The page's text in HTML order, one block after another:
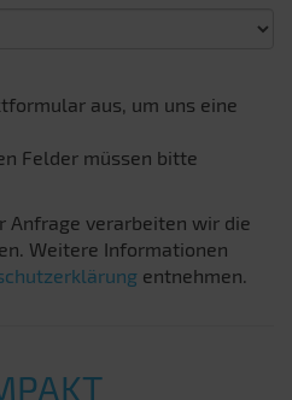
aus, um uns eine
Felder müssen bitte
Anfrage verarbeiten wir die
Weitere Informationen
entnehmen.